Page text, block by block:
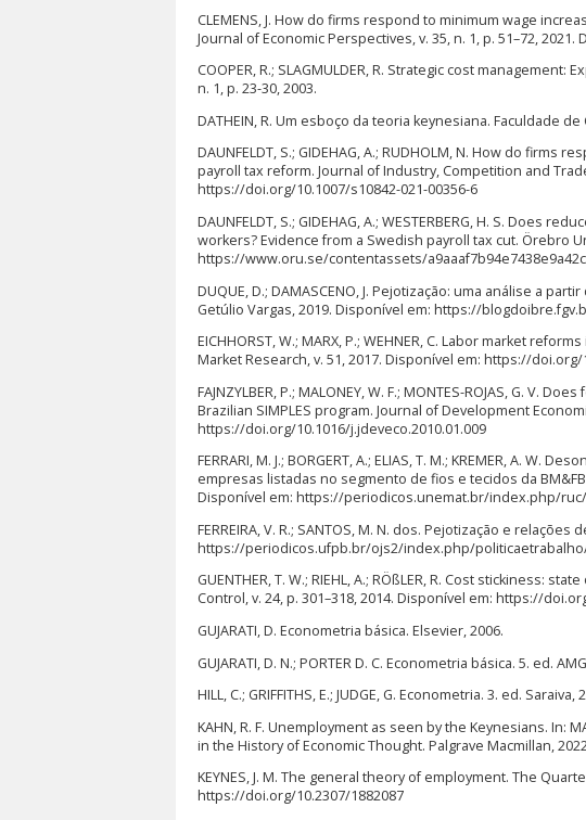
CLEMENS, J. How do firms respond to minimum wage
Journal of Economic Perspectives, v. 35, n. 1, p. 51–72,
COOPER, R.; SLAGMULDER, R. Strategic cost
n. 1, p. 23-30, 2003.
DATHEIN, R. Um esboço da teoria keynesiana. Faculdade
DAUNFELDT, S.; GIDEHAG, A.; RUDHOLM, N. How do
payroll tax reform. Journal of Industry, Competition and
https://doi.org/10.1007/s10842-021-00356-6
DAUNFELDT, S.; GIDEHAG, A.; WESTERBERG, H. S. Does
workers? Evidence from a Swedish payroll tax cut. Örebro
https://www.oru.se/contentassets/
DUQUE, D.; DAMASCENO, J. Pejotização: uma análise a
Getúlio Vargas, 2019. Disponível em: https://
EICHHORST, W.; MARX, P.; WEHNER, C. Labor market
Market Research, v. 51, 2017. Disponível em: https://doi.org/
FAJNZYLBER, P.; MALONEY, W. F.; MONTES-ROJAS, G. V.
Brazilian SIMPLES program. Journal of Development
https://doi.org/10.1016/j.jdeveco.2010.01.009
FERRARI, M. J.; BORGERT, A.; ELIAS, T. M.; KREMER, A.
empresas listadas no segmento de fios e tecidos da
Disponível em: https://periodicos.unemat.br/index.php/
FERREIRA, V. R.; SANTOS, M. N. dos. Pejotização e
https://periodicos.ufpb.br/ojs2/index.php/
GUENTHER, T. W.; RIEHL, A.; RÖßLER, R. Cost stickiness:
Control, v. 24, p. 301–318, 2014. Disponível em: https://
GUJARATI, D. Econometria básica. Elsevier, 2006.
GUJARATI, D. N.; PORTER D. C. Econometria básica. 5. ed.
HILL, C.; GRIFFITHS, E.; JUDGE, G. Econometria. 3. ed. Saraiva,
KAHN, R. F. Unemployment as seen by the Keynesians. In:
in the History of Economic Thought. Palgrave Macmillan,
KEYNES, J. M. The general theory of employment. The
https://doi.org/10.2307/1882087